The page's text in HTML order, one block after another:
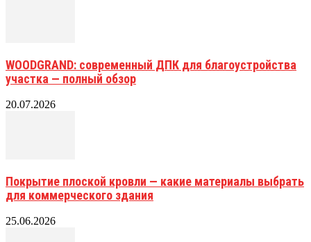
WOODGRAND: современный ДПК для благоустройства
участка — полный обзор
20.07.2026
Покрытие плоской кровли — какие материалы выбрать
для коммерческого здания
25.06.2026